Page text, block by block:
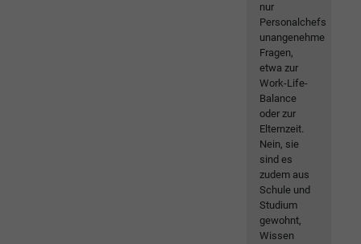
nur
Personalchefs
unangenehme
Fragen,
etwa zur
Work-Life-
Balance
oder zur
Elternzeit.
Nein, sie
sind es
zudem aus
Schule und
Studium
gewohnt,
Wissen